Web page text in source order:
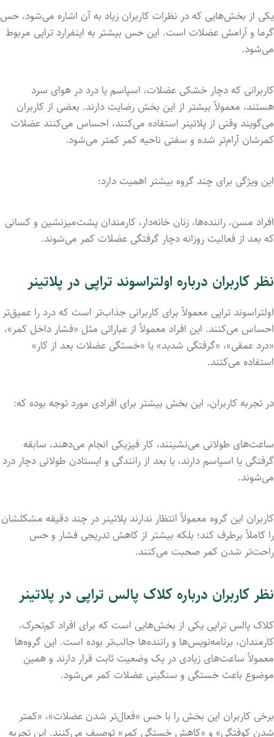
یکی از بخش‌هایی که در نظرات کاربران زیاد به آن اشاره می‌شود، حس
گرما و آرامش عضلات است. این حس بیشتر به اینفرارد تراپی مربوط
می‌شود.
کاربرانی که دچار خشکی عضلات، اسپاسم یا درد در هوای سرد
هستند، معمولاً بیشتر از این بخش رضایت دارند. بعضی از کاربران
می‌گویند وقتی از پلاتینر استفاده می‌کنند، احساس می‌کنند عضلات
کمرشان آرام‌تر شده و سفتی ناحیه کمر کمتر می‌شود.
این ویژگی برای چند گروه بیشتر اهمیت دارد:
افراد مسن، راننده‌ها، زنان خانه‌دار، کارمندان پشت‌میزنشین و کسانی
که بعد از فعالیت روزانه دچار گرفتگی عضلات کمر می‌شوند.
نظر کاربران درباره اولتراسوند تراپی در پلاتینر
اولتراسوند تراپی معمولاً برای کاربرانی جذاب‌تر است که درد را عمیق‌تر
احساس می‌کنند. این افراد معمولاً از عباراتی مثل «فشار داخل کمر»،
«درد عمقی»، «گرفتگی شدید» یا «خستگی عضلات بعد از کار»
استفاده می‌کنند.
در تجربه کاربران، این بخش بیشتر برای افرادی مورد توجه بوده که:
ساعت‌های طولانی می‌نشینند، کار فیزیکی انجام می‌دهند، سابقه
گرفتگی یا اسپاسم دارند، یا بعد از رانندگی و ایستادن طولانی دچار درد
می‌شوند.
کاربران این گروه معمولاً انتظار ندارند پلاتینر در چند دقیقه مشکلشان
را کاملاً برطرف کند؛ بلکه بیشتر از کاهش تدریجی فشار و حس
راحت‌تر شدن کمر صحبت می‌کنند.
نظر کاربران درباره کلاک پالس تراپی در پلاتینر
کلاک پالس تراپی یکی از بخش‌هایی است که برای افراد کم‌تحرک،
کارمندان، برنامه‌نویس‌ها و راننده‌ها جالب‌تر بوده است. این گروه‌ها
معمولاً ساعت‌های زیادی در یک وضعیت ثابت قرار دارند و همین
موضوع باعث خستگی و سنگینی عضلات کمر می‌شود.
برخی کاربران این بخش را با حس «فعال‌تر شدن عضلات»، «کمتر
شدن کوفتگی» و «کاهش خستگی کمر» توصیف می‌کنند. این تجربه